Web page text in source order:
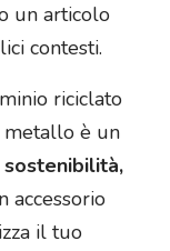
un articolo
contesti.
riciclato
metallo è un
sostenibilità,
accessorio
il tuo